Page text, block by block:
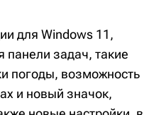
для Windows 11,
панели задач, такие
погоды, возможность
и новый значок,